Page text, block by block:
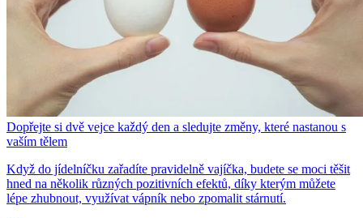
Dopřejte si dvě vejce každý den a sledujte změny, které nastanou s
vaším tělem
Když do jídelníčku zařadíte pravidelně vajíčka, budete se moci těšit
hned na několik různých pozitivních efektů, díky kterým můžete
lépe zhubnout, využívat vápník nebo zpomalit stárnutí.